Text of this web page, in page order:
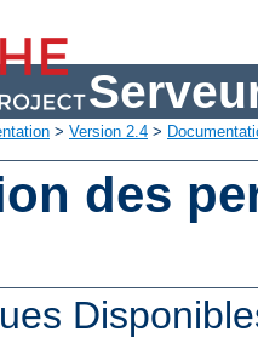
> Version 2.4 >
des